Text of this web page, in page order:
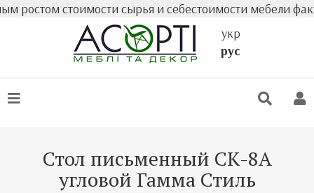
стоимости сырья и себестоимости мебели
укр
рус
Стол письменный СК-8А
угловой Гамма Стиль